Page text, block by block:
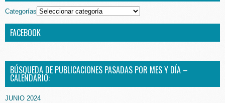
Categorías
FACEBOOK
BÚSQUEDA DE PUBLICACIONES PASADAS POR MES Y DÍA –
CALENDARIO:
JUNIO 2024